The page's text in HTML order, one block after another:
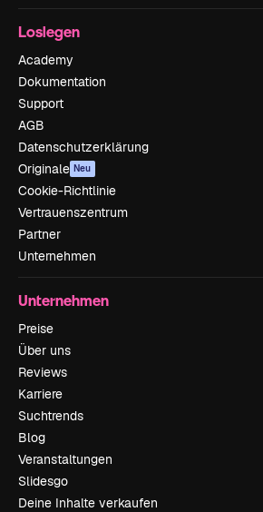
Loslegen
Academy
Dokumentation
Support
AGB
Datenschutzerklärung
Originale Neu
Cookie-Richtlinie
Vertrauenszentrum
Partner
Unternehmen
Unternehmen
Preise
Über uns
Reviews
Karriere
Suchtrends
Blog
Veranstaltungen
Slidesgo
Deine Inhalte verkaufen